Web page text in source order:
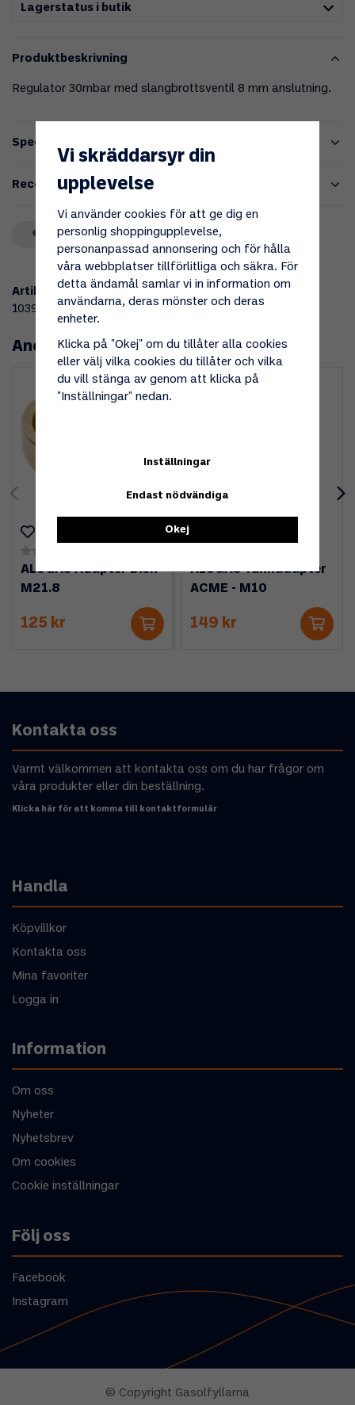
Lagerstatus i butik
Produktbeskrivning
Specifikationer
Recensioner
Regulator 30mbar med slangbrottsventil 8 mm anslutning.
Spara som favorit
Artikelnummer:
103970
Andra köpte även
ALUGAS Adapter Dish-
M21.8
125 kr
ALUGAS Tankadapter
ACME - M10
149 kr
Kontakta oss
Varmt välkommen att kontakta oss om du har frågor om
våra produkter eller din beställning.
Klicka här för att komma till kontaktformulär
Handla
Köpvillkor
Kontakta oss
Mina favoriter
Logga in
Information
Om oss
Nyheter
Nyhetsbrev
Om cookies
Cookie inställningar
Följ oss
Facebook
Instagram
© Copyright Gasolfyllarna
Vi skräddarsyr din
upplevelse
Vi använder cookies för att ge dig en
personlig shoppingupplevelse,
personanpassad annonsering och för hålla
våra webbplatser tillförlitliga och säkra. För
detta ändamål samlar vi in information om
användarna, deras mönster och deras
enheter.
Klicka på "Okej" om du tillåter alla cookies
eller välj vilka cookies du tillåter och vilka
du vill stänga av genom att klicka på
"Inställningar" nedan.
Inställningar
Endast nödvändiga
Okej